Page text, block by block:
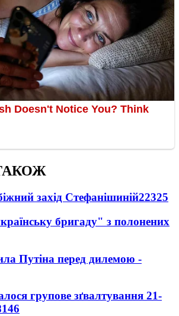
захід Стефанішиній22325
бригаду" з полонених
Путіна перед дилемою -
групове зґвалтування 21-